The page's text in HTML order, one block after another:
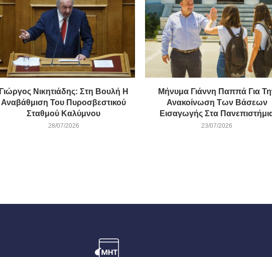
Γιώργος Νικητιάδης: Στη Βουλή Η
Αναβάθμιση Του Πυροσβεστικού
Σταθμού Καλύμνου
28/07/2026
Μήνυμα Γιάννη Παππά Για
Ανακοίνωση Των Βάσεων
Εισαγωγής Στα
23/07/2026